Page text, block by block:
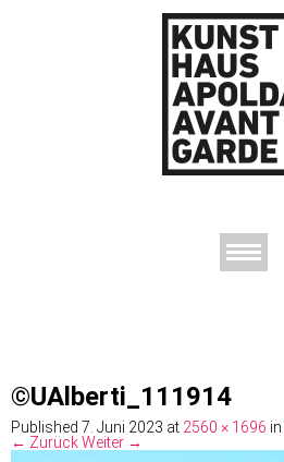
©UAlberti_111914
Published 7. Juni 2023 at 2560 × 1696 in
← ZurückWeiter →